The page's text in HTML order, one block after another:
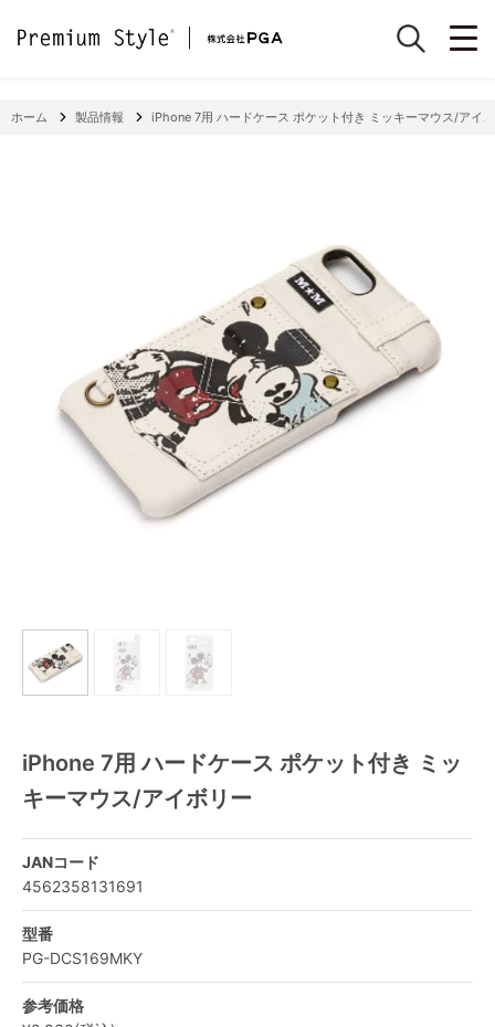
ホーム 製品情報 iPhone 7用 ハードケース ポケット付き ミッキーマウス/アイ
iPhone 7用 ハードケース ポケット付き ミッ
キーマウス/アイボリー
JANコード
4562358131691
型番
PG-DCS169MKY
参考価格